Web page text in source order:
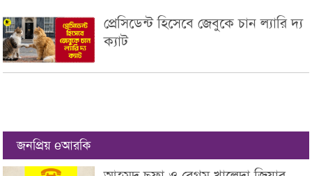
প্রেসিডেন্ট হিসেবে জেবুকে চান ল্যারি দ্য
ক্যাট
জনপ্রিয় eআরকি